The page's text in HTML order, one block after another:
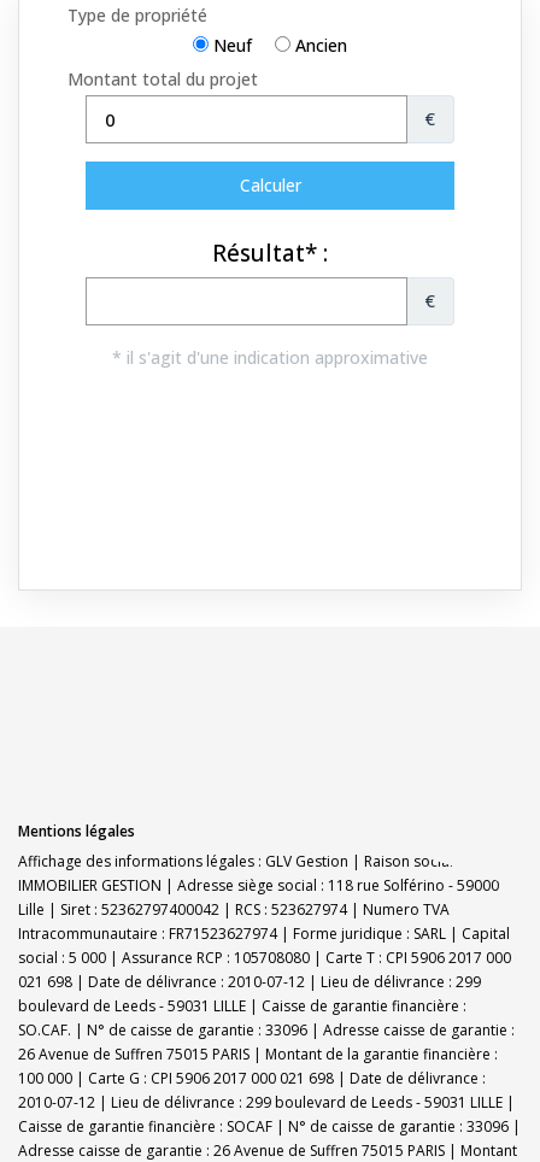
Mentions légales
Affichage des informations légales : GLV Gestion | Raison sociale : GLV
IMMOBILIER GESTION | Adresse siège social : 118 rue Solférino - 59000
Lille | Siret : 52362797400042 | RCS : 523627974 | Numero TVA
Intracommunautaire : FR71523627974 | Forme juridique : SARL | Capital
social : 5 000 | Assurance RCP : 105708080 | Carte T : CPI 5906 2017 000
021 698 | Date de délivrance : 2010-07-12 | Lieu de délivrance : 299
boulevard de Leeds - 59031 LILLE | Caisse de garantie financière :
SO.CAF. | N° de caisse de garantie : 33096 | Adresse caisse de garantie :
26 Avenue de Suffren 75015 PARIS | Montant de la garantie financière :
100 000 | Carte G : CPI 5906 2017 000 021 698 | Date de délivrance :
2010-07-12 | Lieu de délivrance : 299 boulevard de Leeds - 59031 LILLE |
Caisse de garantie financière : SOCAF | N° de caisse de garantie : 33096 |
Adresse caisse de garantie : 26 Avenue de Suffren 75015 PARIS | Montant